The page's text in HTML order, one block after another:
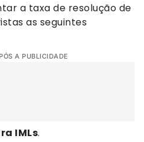
a taxa de resolução de
as seguintes
A PUBLICIDADE
IMLs.